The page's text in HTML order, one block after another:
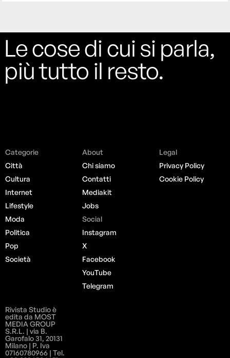
Le cose di cui si parla,
più tutto il resto.
Categorie
Città
Cultura
Internet
Lifestyle
Moda
Politica
Pop
Società
About
Chi siamo
Contatti
Mediakit
Jobs
Social
Instagram
X
Facebook
YouTube
Telegram
Legal
Privacy Policy
Cookie Policy
Rivista Studio è
edita da MOST
MEDIA GROUP
S.R.L. | via B.
Garofalo 31, 20131
Milano | P. Iva
07160780966 | Tel.